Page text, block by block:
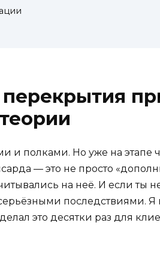
перекрытия
и полками. Но уже на этапе
— это не просто
на неё. И если ты
последствиями. Я
это десятки раз для